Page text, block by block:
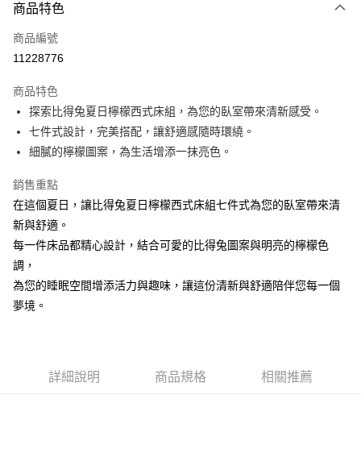
信用卡一次付款
ATM付款
運送方式
新竹物流
每筆NT$100，滿NT$5,000(含以上)免運費
商品特色
商品編號
11228776
商品特色
探索比得兔夏日檸檬西式床組，為您的臥室帶來清新感受。
七件式設計，完美搭配，讓舒適感隨時環繞。
細膩的檸檬圖案，為生活增添一抹亮色。
銷售重點
在這個夏日，讓比得兔夏日檸檬西式床組七件式為您的臥室帶來清
新與舒適。
每一件床品都精心設計，結合可愛的比得兔圖案與明亮的檸檬色
調，
為您的睡眠空間增添活力與趣味，讓這份清新與舒適陪伴您每一個
夢境。
詳細說明 商品規格 相關推薦